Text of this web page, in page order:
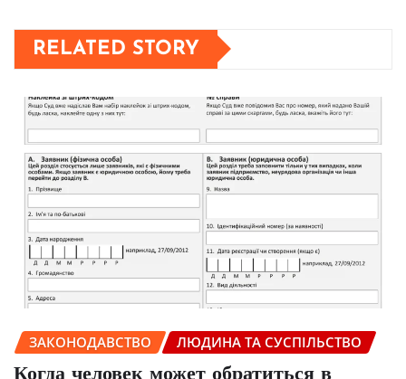
RELATED STORY
ЗАКОНОДАВСТВО ЛЮДИНА ТА СУСПІЛЬСТВО